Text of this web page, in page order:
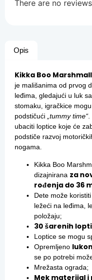
Opis
Kikka Boo
je mališanima od prvog
leđima, gledajući u luk
stomaku, igračkice
podstičući „tummy time“.
ubaciti loptice koje će
podstiče razvoj
nogama.
Kikka Boo
dizajnirana za
rođenja do 36
Dete može
ležeći na leđima,
položaju;
30 šarenih
Loptice se mogu
Opremljeno
se po potrebi
Mrežasta ograda;
Mek materijal
There are no